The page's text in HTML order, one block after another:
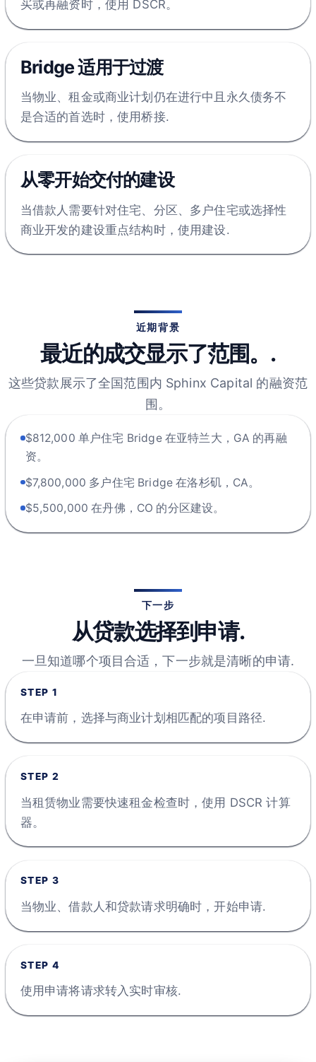
买或再融资时，使用 DSCR。
Bridge 适用于过渡
当物业、租金或商业计划仍在进行中且永久债务不
是合适的首选时，使用桥接.
从零开始交付的建设
当借款人需要针对住宅、分区、多户住宅或选择性
商业开发的建设重点结构时，使用建设.
近期背景
最近的成交显示了范围。.
这些贷款展示了全国范围内 Sphinx Capital 的融资范
围。
$812,000 单户住宅 Bridge 在亚特兰大，GA 的再融
资。
$7,800,000 多户住宅 Bridge 在洛杉矶，CA。
$5,500,000 在丹佛，CO 的分区建设。
下一步
从贷款选择到申请.
一旦知道哪个项目合适，下一步就是清晰的申请.
STEP1
在申请前，选择与商业计划相匹配的项目路径.
STEP2
当租赁物业需要快速租金检查时，使用 DSCR 计算
器。
STEP3
当物业、借款人和贷款请求明确时，开始申请.
STEP4
使用申请将请求转入实时审核.